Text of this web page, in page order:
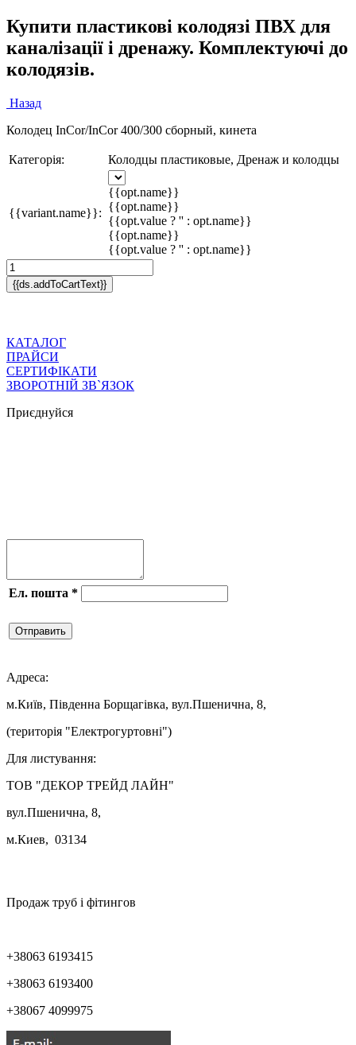
Купити пластикові колодязі ПВХ для
каналізації і дренажу. Комплектуючі до
колодязів.
Назад
Колодец InCor/InCor 400/300 сборный, кинета
Категорія: Колодцы пластиковые, Дренаж и колодцы
{{variant.name}}:
{{opt.name}}
{{opt.name}}
{{opt.value ? '' : opt.name}}
{{opt.name}}
{{opt.value ? '' : opt.name}}
{{ds.addToCartText}}
КАТАЛОГ
ПРАЙСИ
СЕРТИФІКАТИ
ЗВОРОТНІЙ ЗВ`ЯЗОК
Приєднуйся
Ел. пошта *
Отправить
Адреса:
м.Київ, Південна Борщагівка, вул.Пшенична, 8,
(територія "Електрогуртовні")
Для листування:
ТОВ "ДЕКОР ТРЕЙД ЛАЙН"
вул.Пшенична, 8,
м.Киев, 03134
Продаж труб і фітингов
+38063 6193415
+38063 6193400
+38067 4099975